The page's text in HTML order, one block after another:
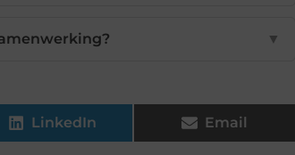
▼
LinkedIn Email